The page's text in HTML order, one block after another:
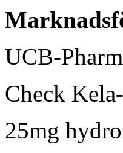
UCB-
Check
25mg